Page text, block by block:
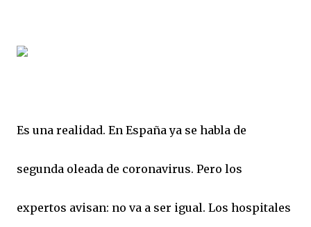
Es una realidad. En España ya se habla de
segunda oleada de coronavirus. Pero los
expertos avisan: no va a ser igual. Los hospitales